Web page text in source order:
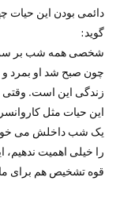
دائمی بودن این
گوید:
شخصی همه شب بر سر
چون صبح شد او بمرد و
زندگی این است. وقتی
این حیات مثل
یک شب داخلش می
را خیلی اهمیت ندهیم،
قوه تشخیص هم برای